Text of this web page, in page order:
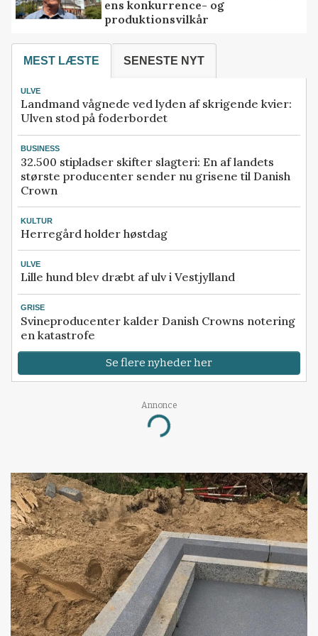
ens konkurrence- og
produktionsvilkår
MEST LÆSTE SENESTE NYT
ULVE
Landmand vågnede ved lyden af skrigende kvier:
Ulven stod på foderbordet
BUSINESS
32.500 stipladser skifter slagteri: En af landets
største producenter sender nu grisene til Danish
Crown
KULTUR
Herregård holder høstdag
ULVE
Lille hund blev dræbt af ulv i Vestjylland
GRISE
Svineproducenter kalder Danish Crowns notering
en katastrofe
Se flere nyheder her
Annonce
Loading...